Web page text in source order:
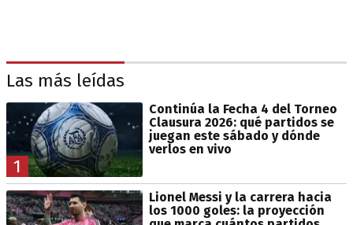
Las más leídas
1
Continúa la Fecha 4 del Torneo
Clausura 2026: qué partidos se
juegan este sábado y dónde
verlos en vivo
Lionel Messi y la carrera hacia
los 1000 goles: la proyección